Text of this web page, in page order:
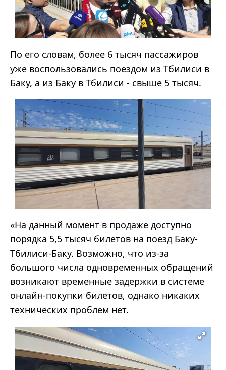
По его словам, более 6 тысяч пассажиров
уже воспользовались поездом из Тбилиси в
Баку, а из Баку в Тбилиси - свыше 5 тысяч.
«На данный момент в продаже доступно
порядка 5,5 тысяч билетов на поезд Баку-
Тбилиси-Баку. Возможно, что из-за
большого числа одновременных обращений
возникают временные задержки в системе
онлайн-покупки билетов, однако никаких
технических проблем нет.